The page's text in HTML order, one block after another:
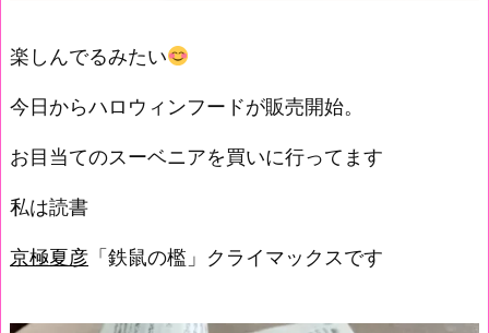
楽しんでるみたい
今日からハロウィンフードが販売開始。
お目当てのスーベニアを買いに行ってます
私は読書
京極夏彦 「鉄鼠の檻」クライマックスです